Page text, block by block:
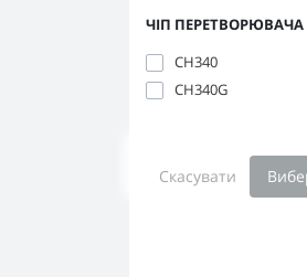
ЧІП ПЕРЕТВОРЮВАЧА
CH340
CH340G
Скасувати